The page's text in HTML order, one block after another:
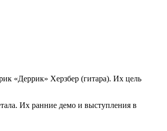
«Деррик» Херзбер (гитара). Их цель
Их ранние демо и выступления в